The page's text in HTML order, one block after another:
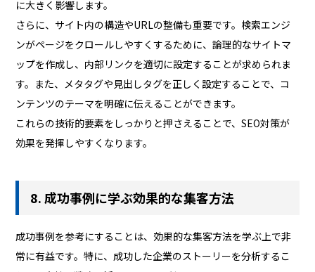
に大きく影響します。
さらに、サイト内の構造やURLの整備も重要です。検索エンジ
ンがページをクロールしやすくするために、論理的なサイトマ
ップを作成し、内部リンクを適切に設定することが求められま
す。また、メタタグや見出しタグを正しく設定することで、コ
ンテンツのテーマを明確に伝えることができます。
これらの技術的要素をしっかりと押さえることで、SEO対策が
効果を発揮しやすくなります。
8. 成功事例に学ぶ効果的な集客方法
成功事例を参考にすることは、効果的な集客方法を学ぶ上で非
常に有益です。特に、成功した企業のストーリーを分析するこ